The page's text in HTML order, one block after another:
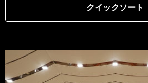
クイックソート